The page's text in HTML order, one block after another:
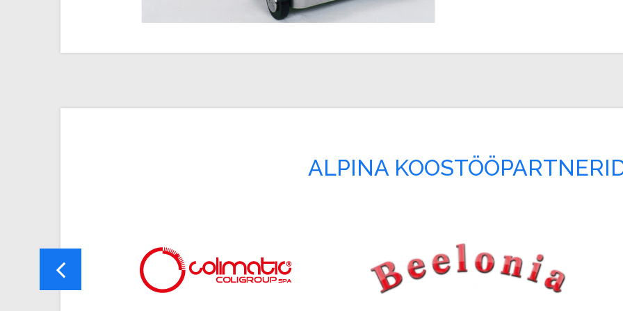
ALPINA